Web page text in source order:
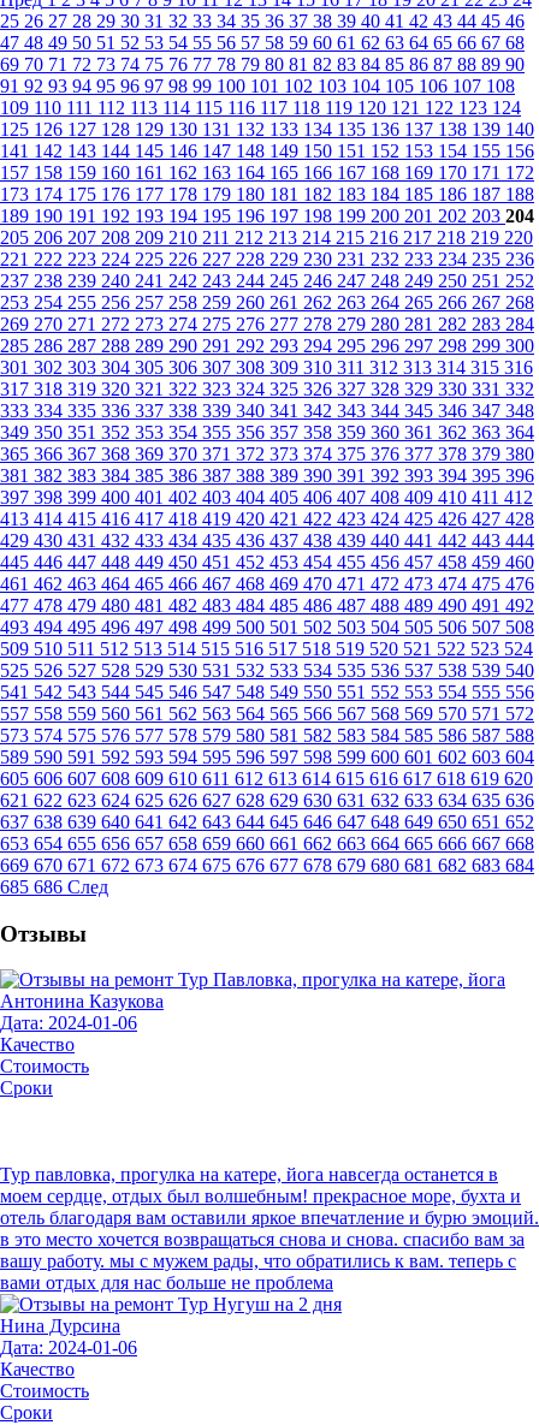
25 26 27 28 29 30 31 32 33 34 35 36 37 38 39 40 41 42 43 44 45 46
47 48 49 50 51 52 53 54 55 56 57 58 59 60 61 62 63 64 65 66 67 68
69 70 71 72 73 74 75 76 77 78 79 80 81 82 83 84 85 86 87 88 89 90
91 92 93 94 95 96 97 98 99 100 101 102 103 104 105 106 107 108
109 110 111 112 113 114 115 116 117 118 119 120 121 122 123 124
125 126 127 128 129 130 131 132 133 134 135 136 137 138 139 140
141 142 143 144 145 146 147 148 149 150 151 152 153 154 155 156
157 158 159 160 161 162 163 164 165 166 167 168 169 170 171 172
173 174 175 176 177 178 179 180 181 182 183 184 185 186 187 188
189 190 191 192 193 194 195 196 197 198 199 200 201 202 203 204
205 206 207 208 209 210 211 212 213 214 215 216 217 218 219 220
221 222 223 224 225 226 227 228 229 230 231 232 233 234 235 236
237 238 239 240 241 242 243 244 245 246 247 248 249 250 251 252
253 254 255 256 257 258 259 260 261 262 263 264 265 266 267 268
269 270 271 272 273 274 275 276 277 278 279 280 281 282 283 284
285 286 287 288 289 290 291 292 293 294 295 296 297 298 299 300
301 302 303 304 305 306 307 308 309 310 311 312 313 314 315 316
317 318 319 320 321 322 323 324 325 326 327 328 329 330 331 332
333 334 335 336 337 338 339 340 341 342 343 344 345 346 347 348
349 350 351 352 353 354 355 356 357 358 359 360 361 362 363 364
365 366 367 368 369 370 371 372 373 374 375 376 377 378 379 380
381 382 383 384 385 386 387 388 389 390 391 392 393 394 395 396
397 398 399 400 401 402 403 404 405 406 407 408 409 410 411 412
413 414 415 416 417 418 419 420 421 422 423 424 425 426 427 428
429 430 431 432 433 434 435 436 437 438 439 440 441 442 443 444
445 446 447 448 449 450 451 452 453 454 455 456 457 458 459 460
461 462 463 464 465 466 467 468 469 470 471 472 473 474 475 476
477 478 479 480 481 482 483 484 485 486 487 488 489 490 491 492
493 494 495 496 497 498 499 500 501 502 503 504 505 506 507 508
509 510 511 512 513 514 515 516 517 518 519 520 521 522 523 524
525 526 527 528 529 530 531 532 533 534 535 536 537 538 539 540
541 542 543 544 545 546 547 548 549 550 551 552 553 554 555 556
557 558 559 560 561 562 563 564 565 566 567 568 569 570 571 572
573 574 575 576 577 578 579 580 581 582 583 584 585 586 587 588
589 590 591 592 593 594 595 596 597 598 599 600 601 602 603 604
605 606 607 608 609 610 611 612 613 614 615 616 617 618 619 620
621 622 623 624 625 626 627 628 629 630 631 632 633 634 635 636
637 638 639 640 641 642 643 644 645 646 647 648 649 650 651 652
653 654 655 656 657 658 659 660 661 662 663 664 665 666 667 668
669 670 671 672 673 674 675 676 677 678 679 680 681 682 683 684
685 686 След
Отзывы
Антонина Казукова
Дата: 2024-01-06
Качество
Стоимость
Сроки
Тур павловка, прогулка на катере, йога навсегда останется в
моем сердце, отдых был волшебным! прекрасное море, бухта и
отель благодаря вам оставили яркое впечатление и бурю эмоций.
в это место хочется возвращаться снова и снова. спасибо вам за
вашу работу. мы с мужем рады, что обратились к вам. теперь с
вами отдых для нас больше не проблема
Нина Дурсина
Дата: 2024-01-06
Качество
Стоимость
Сроки